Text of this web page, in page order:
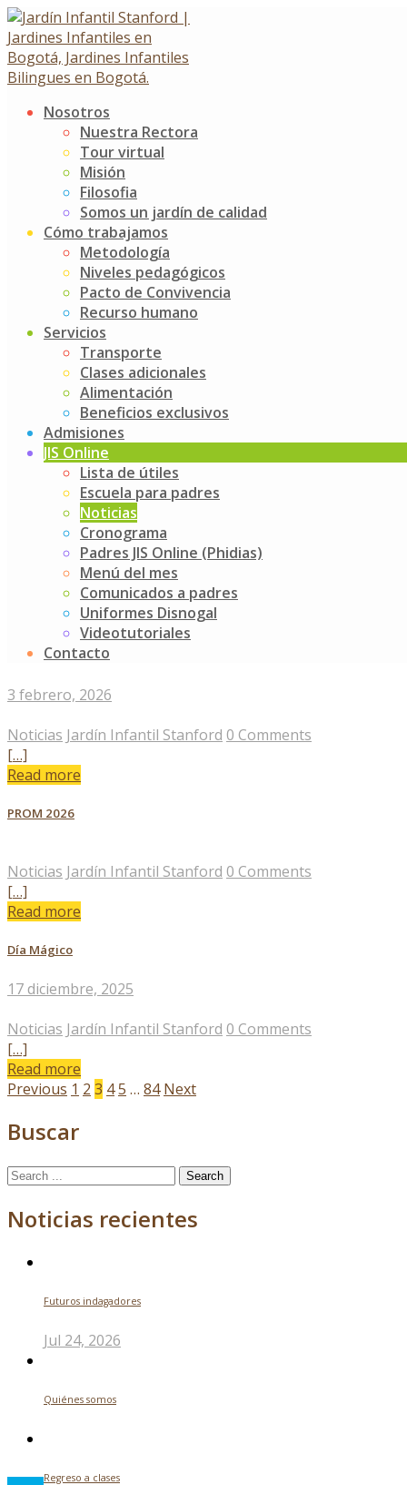
Skip
to
content
Nosotros
Nuestra Rectora
Tour virtual
Misión
Filosofia
Somos un jardín de calidad
Cómo trabajamos
Metodología
Niveles pedagógicos
Pacto de Convivencia
Recurso humano
Servicios
Transporte
Clases adicionales
Alimentación
Beneficios exclusivos
Admisiones
JIS Online
Lista de útiles
Escuela para padres
Noticias
Cronograma
Padres JIS Online (Phidias)
Menú del mes
Comunicados a padres
Uniformes Disnogal
Videotutoriales
Contacto
Noticias
Día de las Lenguas
7 mayo, 2026
Jardín Infantil Stanford
Read more
Cumpleaños 19 de jimmy Stanford
16 febrero, 2026
Jardín Infantil Stanford0 Comments
Read more
Bienvenidos al asombroso 2026
9 febrero, 2026
Jardín Infantil Stanford
Read more
En sus marcas, listos, fuera
3 febrero, 2026
Noticias Jardín Infantil Stanford 0 Comments
[…]
Read more
PROM 2026
Noticias Jardín Infantil Stanford 0 Comments
[…]
Read more
Día Mágico
17 diciembre, 2025
Noticias Jardín Infantil Stanford 0 Comments
[…]
Read more
Paginación
de
Previous 1 2 3 45 … 84 Next
Buscar
Search
Noticias recientes
Futuros indagadores
Jul 24, 2026
Quiénes somos
Regreso a clases